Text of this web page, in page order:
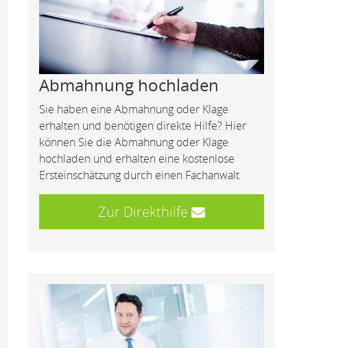
Abmahnung hochladen
Sie haben eine Abmahnung oder Klage
erhalten und benötigen direkte Hilfe? Hier
können Sie die Abmahnung oder Klage
hochladen und erhalten eine kostenlose
Ersteinschätzung durch einen Fachanwalt
Zur Direkthilfe